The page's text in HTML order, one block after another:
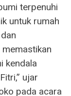
terpenuhi
untuk rumah
kendala
ujar
pada acara